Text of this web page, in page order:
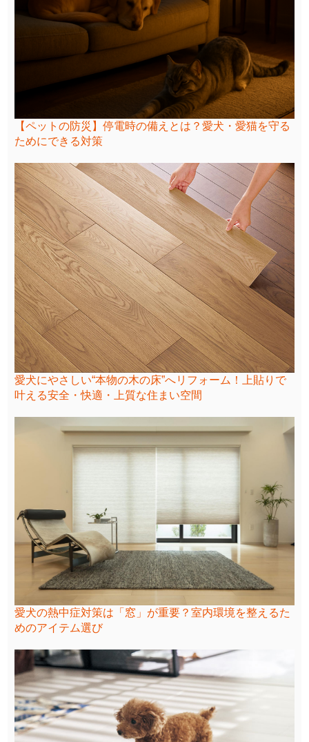
【ペットの防災】停電時の備えとは？愛犬・愛猫を守る
ためにできる対策
愛犬にやさしい“本物の木の床”へリフォーム！上貼りで
叶える安全・快適・上質な住まい空間
愛犬の熱中症対策は「窓」が重要？室内環境を整えるた
めのアイテム選び